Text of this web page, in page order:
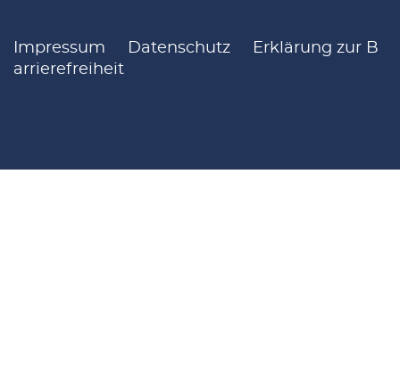
Impressum Datenschutz
Erklärung zur B
arrierefreiheit